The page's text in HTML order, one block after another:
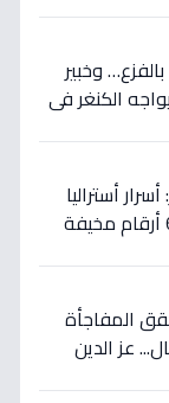
وخبير
الكنغر في
أستراليا
المرعبة في المونديال… 6 أرقام مخيفة
المفاجأة
عز الدين